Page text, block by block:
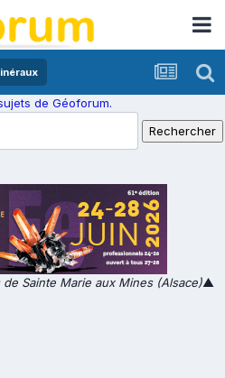
de Géoforum.
Sainte Marie aux Mines (Alsace)▲